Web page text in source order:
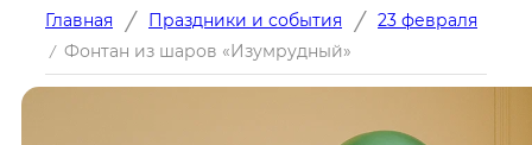
Главная / Праздники и события / 23 февраля
/ Фонтан из шаров «Изумрудный»